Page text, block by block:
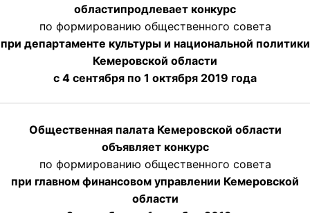
областипродлевает конкурс
по формированию общественного совета
при департаменте культуры и национальной политики
Кемеровской области
с 4 сентября по 1 октября 2019 года
Общественная палата Кемеровской области
объявляет конкурс
по формированию общественного совета
при главном финансовом управлении Кемеровской
области